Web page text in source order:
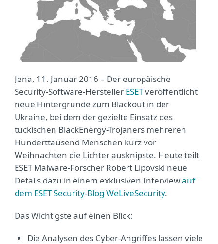
Jena, 11. Januar 2016 – Der europäische
Security-Software-Hersteller ESETveröffentlicht
neue Hintergründe zum Blackout in der
Ukraine, bei dem der gezielte Einsatz des
tückischen BlackEnergy-Trojaners mehreren
Hunderttausend Menschen kurz vor
Weihnachten die Lichter ausknipste. Heute teilt
ESET Malware-Forscher Robert Lipovski neue
Details dazu in einem exklusiven Interviewauf
dem ESET Security-Blog WeLiveSecurity.
Das Wichtigste auf einen Blick:
Die Analysen des Cyber-Angriffes lassen viele